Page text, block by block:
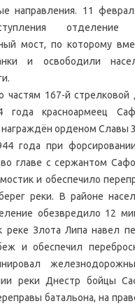
направления. 11
отделение
мост, по которому
и освободили
частям 167-й стрелковой
года красноармеец
орденом Славы
года при
главе с сержантом
и обеспечило
реки. В районе
обезвредило 12
реке Злота Липа навел
и обеспечил
реки Днестр бойцы
батальона, на